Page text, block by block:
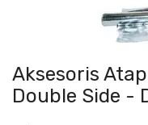
Dinding
Cat
Besi
Aksesoris
Double Side -